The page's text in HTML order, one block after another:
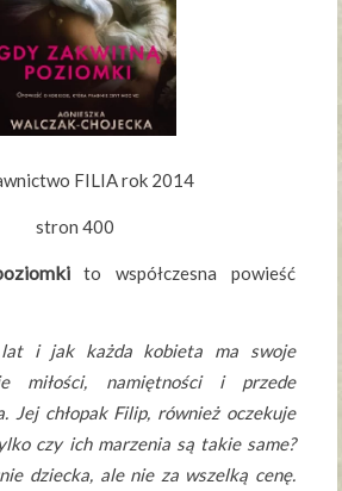
FILIA rok 2014
stron 400
to współczesna powieść
i jak każda kobieta ma swoje
miłości, namiętności i przede
Jej chłopak Filip, również oczekuje
czy ich marzenia są takie same?
dziecka, ale nie za wszelką cenę.